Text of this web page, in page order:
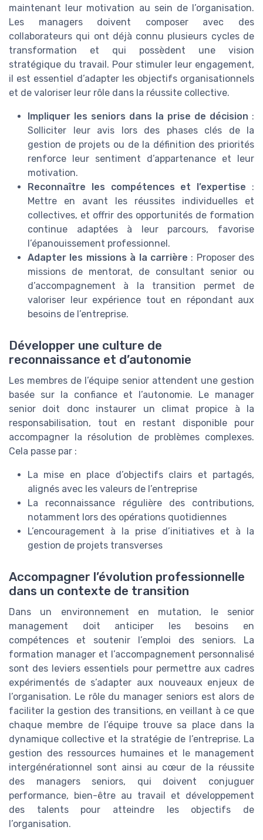
maintenant leur motivation au sein de l’organisation.
Les managers doivent composer avec des
collaborateurs qui ont déjà connu plusieurs cycles de
transformation et qui possèdent une vision
stratégique du travail. Pour stimuler leur engagement,
il est essentiel d’adapter les objectifs organisationnels
et de valoriser leur rôle dans la réussite collective.
Impliquer les seniors dans la prise de décision :
Solliciter leur avis lors des phases clés de la
gestion de projets ou de la définition des priorités
renforce leur sentiment d’appartenance et leur
motivation.
Reconnaître les compétences et l’expertise :
Mettre en avant les réussites individuelles et
collectives, et offrir des opportunités de formation
continue adaptées à leur parcours, favorise
l’épanouissement professionnel.
Adapter les missions à la carrière : Proposer des
missions de mentorat, de consultant senior ou
d’accompagnement à la transition permet de
valoriser leur expérience tout en répondant aux
besoins de l’entreprise.
Développer une culture de
reconnaissance et d’autonomie
Les membres de l’équipe senior attendent une gestion
basée sur la confiance et l’autonomie. Le manager
senior doit donc instaurer un climat propice à la
responsabilisation, tout en restant disponible pour
accompagner la résolution de problèmes complexes.
Cela passe par :
La mise en place d’objectifs clairs et partagés,
alignés avec les valeurs de l’entreprise
La reconnaissance régulière des contributions,
notamment lors des opérations quotidiennes
L’encouragement à la prise d’initiatives et à la
gestion de projets transverses
Accompagner l’évolution professionnelle
dans un contexte de transition
Dans un environnement en mutation, le senior
management doit anticiper les besoins en
compétences et soutenir l’emploi des seniors. La
formation manager et l’accompagnement personnalisé
sont des leviers essentiels pour permettre aux cadres
expérimentés de s’adapter aux nouveaux enjeux de
l’organisation. Le rôle du manager seniors est alors de
faciliter la gestion des transitions, en veillant à ce que
chaque membre de l’équipe trouve sa place dans la
dynamique collective et la stratégie de l’entreprise. La
gestion des ressources humaines et le management
intergénérationnel sont ainsi au cœur de la réussite
des managers seniors, qui doivent conjuguer
performance, bien-être au travail et développement
des talents pour atteindre les objectifs de
l’organisation.